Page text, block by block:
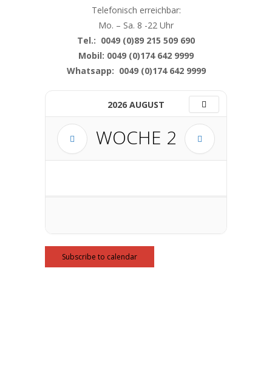
Telefonisch erreichbar:
Mo. – Sa. 8 -22 Uhr
Tel.: 0049 (0)89 215 509 690
Mobil: 0049 (0)174 642 9999
Whatsapp: 0049 (0)174 642 9999
2026 AUGUST
WOCHE 2
Subscribe to calendar